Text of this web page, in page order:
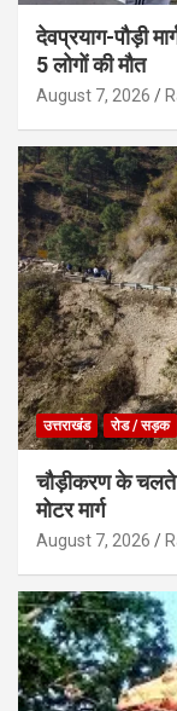
देवप्रयाग-पौड़ी
5 लोगों की मौत
August 7, 2026
उत्तराखंड रोड / सड़क
चौड़ीकरण के चलते
मोटर मार्ग
August 7, 2026